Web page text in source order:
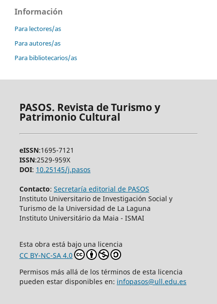
Información
Para lectores/as
Para autores/as
Para bibliotecarios/as
PASOS. Revista de Turismo y
Patrimonio Cultural
eISSN:1695-7121
ISSN:2529-959X
DOI: 10.25145/j.pasos
Contacto: Secretaría editorial de PASOS
Instituto Universitario de Investigación Social y
Turismo de la Universidad de La Laguna
Instituto Universitário da Maia - ISMAI
Esta obra está bajo una licencia
CC BY-NC-SA 4.0
Permisos más allá de los términos de esta licencia
pueden estar disponibles en: infopasos@ull.edu.es